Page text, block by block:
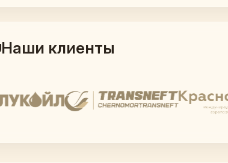
Наши клиенты